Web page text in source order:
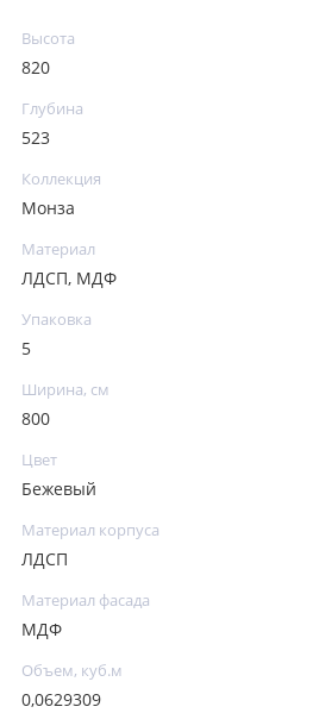
Высота
820
Глубина
523
Коллекция
Монза
Материал
ЛДСП, МДФ
Упаковка
5
Ширина, см
800
Цвет
Бежевый
Материал корпуса
ЛДСП
Материал фасада
МДФ
Объем, куб.м
0,0629309